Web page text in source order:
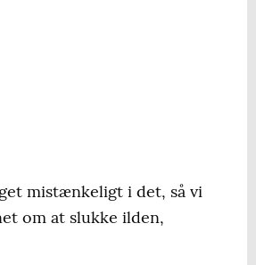
mistænkeligt i det, så vi
om at slukke ilden,